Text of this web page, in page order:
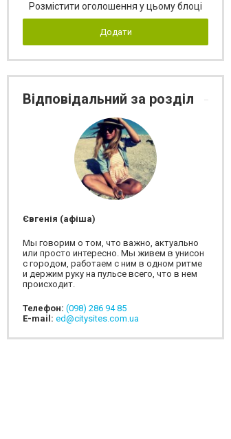
драматичний театр ім.Т.Г.Шевченка
Розмістити оголошення у цьому блоці
Додати
Відповідальний за розділ
Євгенія (афіша)
Мы говорим о том, что важно, актуально
или просто интересно. Мы живем в унисон
с городом, работаем с ним в одном ритме
и держим руку на пульсе всего, что в нем
происходит.
Телефон: (098) 286 94 85
E-mail: ed@citysites.com.ua